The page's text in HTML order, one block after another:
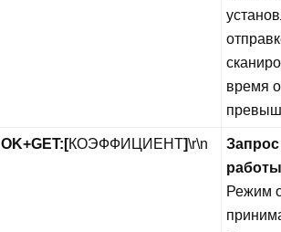
время
OK+GET:[КОЭФФИЦИЕНТ]\r\n
Режим